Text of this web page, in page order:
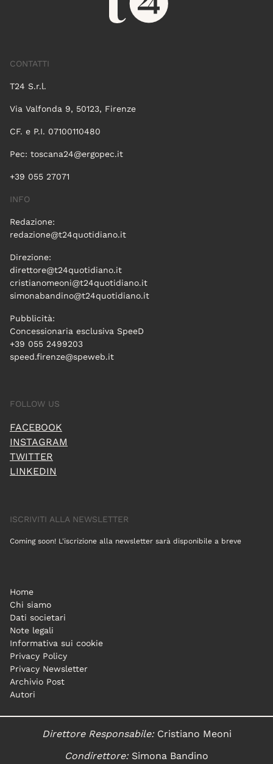
CONTATTI
T24 S.r.l.
Via Valfonda 9, 50123, Firenze
CF. e P.I. 07100110480
Pec: toscana24@ergopec.it
+39 055 27071
INFO
Redazione:
redazione@t24quotidiano.it
Direzione:
direttore@t24quotidiano.it
cristianomeoni@t24quotidiano.it
simonabandino@t24quotidiano.it
Pubblicità:
Concessionaria esclusiva SpeeD
+39 055 2499203
speed.firenze@speweb.it
FOLLOW US
FACEBOOK
INSTAGRAM
TWITTER
LINKEDIN
ISCRIVITI ALLA NEWSLETTER
Coming soon! L'iscrizione alla newsletter sarà disponibile a breve
Home
Chi siamo
Dati societari
Note legali
Informativa sui cookie
Privacy Policy
Privacy Newsletter
Archivio Post
Autori
Direttore Responsabile:Cristiano Meoni
Condirettore:Simona Bandino